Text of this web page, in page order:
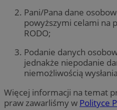
Pani/Pana dane
powyższymi celami na
RODO;
Podanie danych
jednakże niepodanie
niemożliwością
Więcej informacji na temat
praw zawarliśmy w Polityce